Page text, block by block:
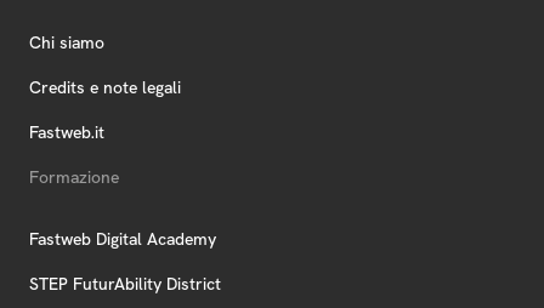
Chi siamo
Credits e note legali
Fastweb.it
Formazione
Fastweb Digital Academy
STEP FuturAbility District